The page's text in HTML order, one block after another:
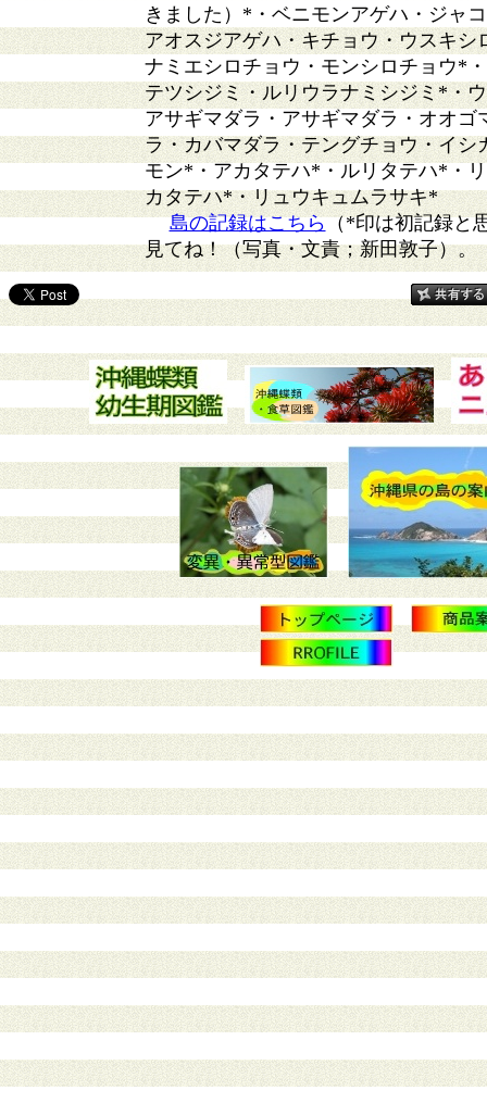
きました）*・ベニモンアゲハ・ジャ
アオスジアゲハ・キチョウ・ウスキシ
ナミエシロチョウ・モンシロチョウ*
テツシジミ・ルリウラナミシジミ*・
アサギマダラ・アサギマダラ・オオゴ
ラ・カバマダラ・テングチョウ・イ
モン*・アカタテハ*・ルリタテハ*・
カタテハ*・リュウキュムラサキ*
島の記録はこちら（*印は初記録と
見てね！（写真・文責；新田敦子）。